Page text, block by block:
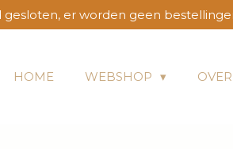
er worden geen
HOME WEBSHOP